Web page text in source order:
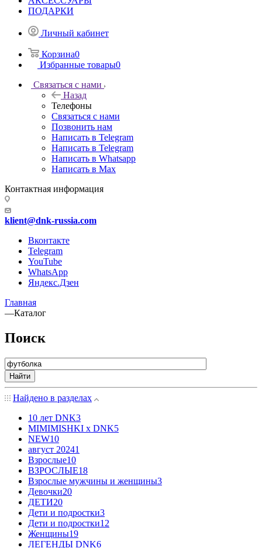
ПОДАРКИ
Личный кабинет
Корзина0
Избранные товары0
Связаться с нами
Назад
Телефоны
Связаться с нами
Позвонить нам
Написать в Telegram
Написать в Telegram
Написать в Whatsapp
Написать в Max
Контактная информация
klient@dnk-russia.com
Вконтакте
Telegram
YouTube
WhatsApp
Яндекс.Дзен
Главная
—Каталог
Поиск
Найти
Найдено в разделах
10 лет DNK3
MIMIMISHKI x DNK5
NEW10
август 20241
Взрослые10
ВЗРОСЛЫЕ18
Взрослые мужчины и женщины3
Девочки20
ДЕТИ20
Дети и подростки3
Дети и подростки12
Женщины19
ЛЕГЕНДЫ DNK6